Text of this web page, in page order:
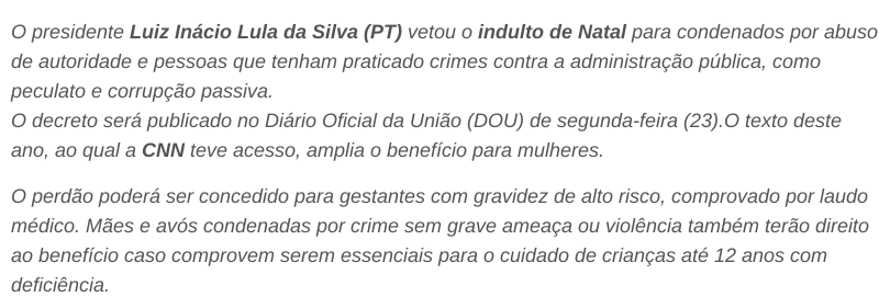
O presidente Luiz Inácio Lula da Silva (PT) vetou o indulto de Natalpara condenados por abuso
de autoridade e pessoas que tenham praticado crimes contra a administração pública, como
peculato e corrupção passiva.
O decreto será publicado no Diário Oficial da União (DOU) de segunda-feira (23).O texto deste
ano, ao qual a CNNteve acesso, amplia o benefício para mulheres.
O perdão poderá ser concedido para gestantes com gravidez de alto risco, comprovado por laudo
médico. Mães e avós condenadas por crime sem grave ameaça ou violência também terão direito
ao benefício caso comprovem serem essenciais para o cuidado de crianças até 12 anos com
deficiência.